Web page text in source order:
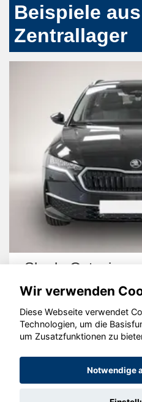
Beispiele
Zentrallager
Skoda Octavia
© konjunkturmotor.de
Wir verwenden
Diese Webseite verwendet
Technologien, um die
um Zusatzfunktionen zu
Notwendige